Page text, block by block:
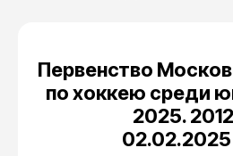
Первенство
по хоккею среди
2025.
02.02.2025